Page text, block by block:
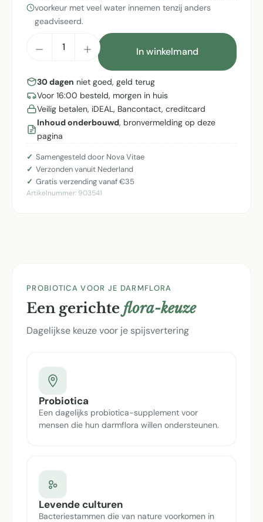
voorkeur met veel water innemen tenzij anders
geadviseerd.
Producthoeveelheid: Voer de
In winkelmand
30 dagen niet goed, geld terug
Voor 16:00 besteld, morgen in huis
Veilig betalen, iDEAL, Bancontact, creditcard
Inhoud onderbouwd, bronvermelding op deze
pagina
Samengesteld door Nova Vitae
Verzonden vanuit Nederland
Gratis verzending vanaf €35
Artikelnummer: 903541
PROBIOTICA VOOR JE DARMFLORA
Een gerichte flora-keuze
Dagelijkse keuze voor je spijsvertering
Probiotica
Een dagelijks probiotica-supplement voor
mensen die hun darmflora willen ondersteunen.
Levende culturen
Bacteriestammen die van nature voorkomen in